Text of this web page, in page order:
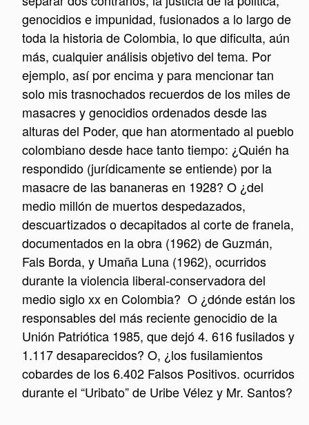
genocidios e impunidad, fusionados a lo largo de
toda la historia de Colombia, lo que dificulta, aún
más, cualquier análisis objetivo del tema. Por
ejemplo, así por encima y para mencionar tan
solo mis trasnochados recuerdos de los miles de
masacres y genocidios ordenados desde las
alturas del Poder, que han atormentado al pueblo
colombiano desde hace tanto tiempo: ¿Quién ha
respondido (jurídicamente se entiende) por la
masacre de las bananeras en 1928? O ¿del
medio millón de muertos despedazados,
descuartizados o decapitados al corte de franela,
documentados en la obra (1962) de Guzmán,
Fals Borda, y Umaña Luna (1962), ocurridos
durante la violencia liberal-conservadora del
medio siglo xx en Colombia? O ¿dónde están los
responsables del más reciente genocidio de la
Unión Patriótica 1985, que dejó 4. 616 fusilados y
1.117 desaparecidos? O, ¿los fusilamientos
cobardes de los 6.402 Falsos Positivos. ocurridos
durante el “Uribato” de Uribe Vélez y Mr. Santos?